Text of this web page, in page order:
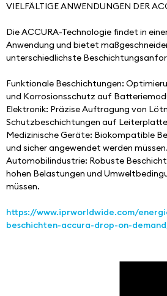
VIELFÄLTIGE ANWENDUNGEN DER
Die ACCURA-Technologie findet in
Anwendung und bietet
unterschiedlichste
Funktionale Beschichtungen:
und Korrosionsschutz auf
Elektronik: Präzise Auftragung von
Schutzbeschichtungen auf
Medizinische Geräte: Biokompatible
und sicher angewendet werden müssen.
Automobilindustrie: Robuste
hohen Belastungen und
müssen.
https://www.iprworldwide.com/
beschichten-accura-drop-on-